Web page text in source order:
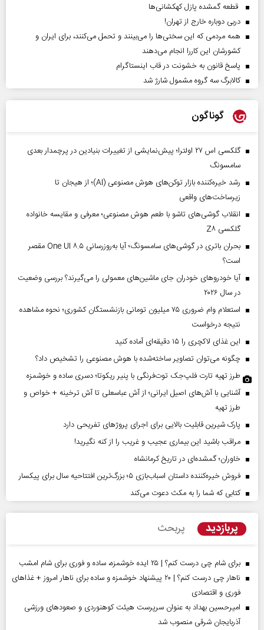
قطعه گمشده پازل کهکشانی‌ها
دربی دوباره خارج از تهران!
همه مردمی که این سختی‌ها را می‌بینند و تحمل می‌کنند، برای ایران و
کشورشان این کاررا انجام می‌دهند
پاسخ قانون به خشونت در قاب اینستاگرام
کالابرگ سه گروه مشمول شارژ شد
گوناگون
گلکسی اس ۲۷ اولترا؛ پیش‌نمایشی از تغییرات بنیادین در پرچمدار بعدی
سامسونگ
رشد خیره‌کننده بازار توکن‌های هوش مصنوعی (AI)؛ از هیجان تا
زیرساخت‌های واقعی
انقلاب گوشی‌های تاشو‌ با طعم هوش مصنوعی؛ معرفی و مقایسه خانواده
گلکسی Z۸
بحران باتری در گوشی‌های سامسونگ؛ آیا به‌روزرسانی One UI ۸.۵ مقصر
است؟
آیا خودروهای خودران جای ماشین‌های معمولی را می‌گیرند؟ بررسی وضعیت
در سال ۲۰۲۶
استعلام وام ضروری ۷۵ میلیون تومانی بازنشستگان کشوری؛ نحوه مشاهده
نتیجه درخواست
این غذای لاکچری را ۱۵ دقیقه‌ای آماده کنید
چگونه می‌توان تصاویر ساخته‌شده با هوش مصنوعی را تشخیص داد؟
طرز تهیه تارت فلپ‌جک توت‌فرنگی با پنیر ریکوتا؛ دسری ساده و خوشمزه
آشنایی با آش‌های اصیل ایرانی؛ از آش عباسعلی تا آش ترخینه + خواص و
طرز تهیه
پارک شیرین قابلیت‌ بالایی برای اجرای پروژهای تفریحی دارد
مراقب باشید این بیماری عجیب و غریب را از کنه نگیرید!
خاوران؛ گمشده‌ای در تاریخ کرمانشاه
فروش خیره‌کننده داستان اسباب‌بازی ۵؛ بزرگ‌ترین افتتاحیه سال برای پیکسار
کتابی که شما را به مکث دعوت می‌کند
پربازدید پربحث
برای شام چی درست کنم؟ | ۲۵ ایده خوشمزه، ساده و فوری برای شام امشب
ناهار چی درست کنم؟ | ۲۰ پیشنهاد خوشمزه و ساده برای ناهار امروز + غذاهای
فوری و اقتصادی
امیرحسین بهداد به عنوان سرپرست هیئت کوهنوردی و صعودهای ورزشی
آذربایجان شرقی منصوب شد